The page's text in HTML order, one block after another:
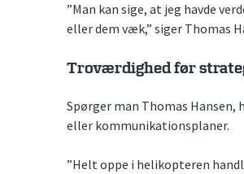
”Man kan sige, at jeg havde
eller dem væk,” siger Thomas
Troværdighed før
Spørger man Thomas Hansen,
eller kommunikationsplaner.
”Helt oppe i helikopteren